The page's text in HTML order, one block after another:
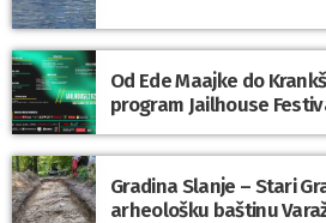
Od Ede Maajke do
program Jailhouse
Gradina Slanje – Stari
arheološku baštinu